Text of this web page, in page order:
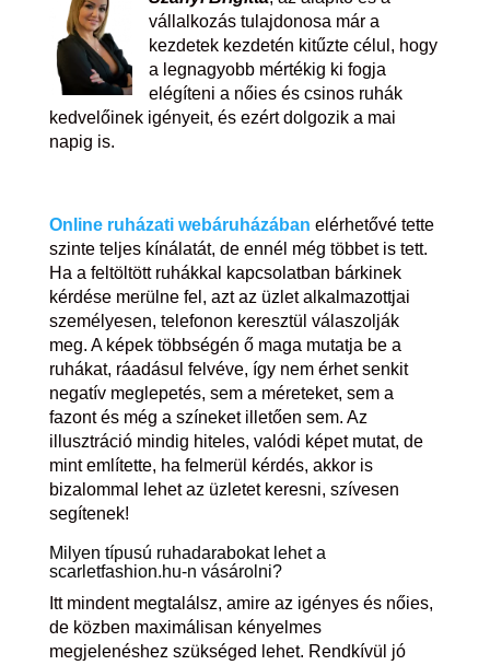
vállalkozás tulajdonosa már a
kezdetek kezdetén kitűzte célul, hogy
a legnagyobb mértékig ki fogja
elégíteni a nőies és csinos ruhák
kedvelőinek igényeit, és ezért dolgozik a mai
napig is.
Online ruházati webáruházában elérhetővé tette
szinte teljes kínálatát, de ennél még többet is tett.
Ha a feltöltött ruhákkal kapcsolatban bárkinek
kérdése merülne fel, azt az üzlet alkalmazottjai
személyesen, telefonon keresztül válaszolják
meg. A képek többségén ő maga mutatja be a
ruhákat, ráadásul felvéve, így nem érhet senkit
negatív meglepetés, sem a méreteket, sem a
fazont és még a színeket illetően sem. Az
illusztráció mindig hiteles, valódi képet mutat, de
mint említette, ha felmerül kérdés, akkor is
bizalommal lehet az üzletet keresni, szívesen
segítenek!
Milyen típusú ruhadarabokat lehet a
scarletfashion.hu-n vásárolni?
Itt mindent megtalálsz, amire az igényes és nőies,
de közben maximálisan kényelmes
megjelenéshez szükséged lehet. Rendkívül jó